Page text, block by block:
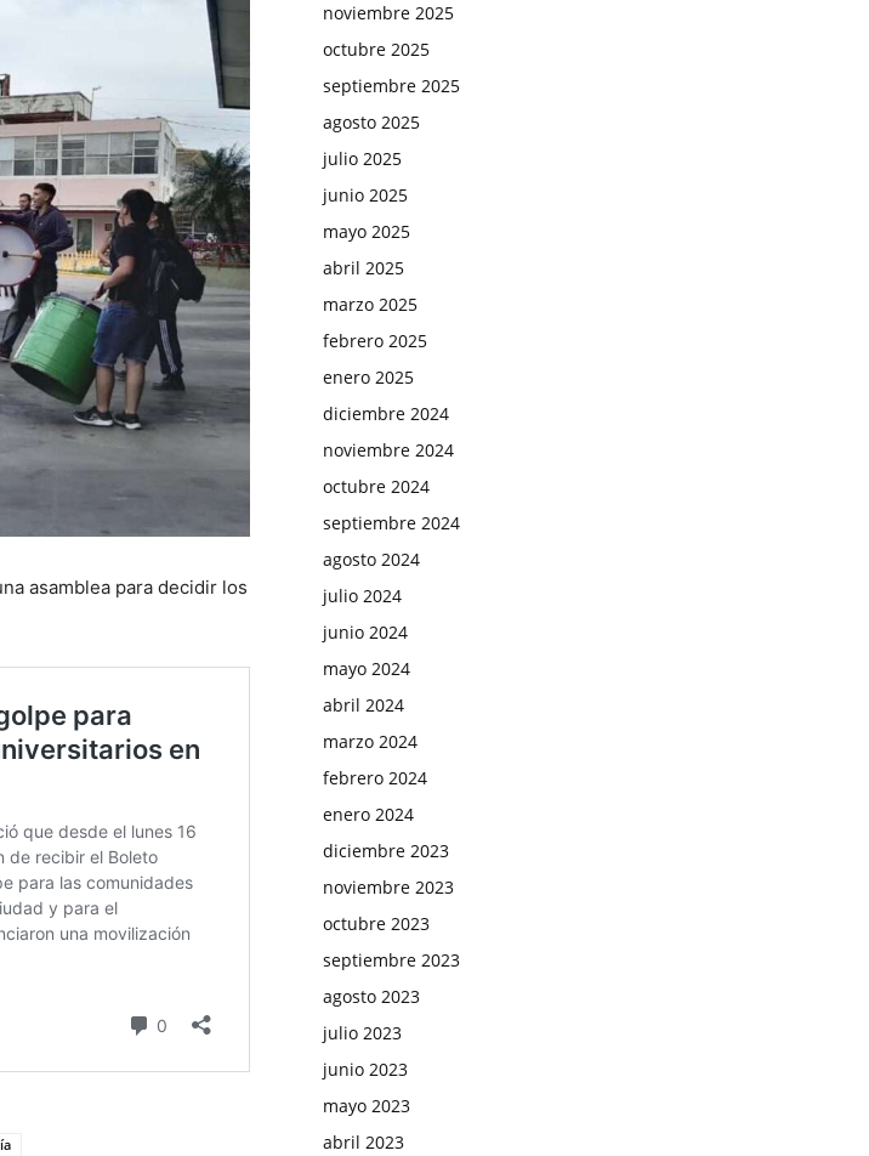
asamblea para decidir los
noviembre 2025
octubre 2025
septiembre 2025
agosto 2025
julio 2025
junio 2025
mayo 2025
abril 2025
marzo 2025
febrero 2025
enero 2025
diciembre 2024
noviembre 2024
octubre 2024
septiembre 2024
agosto 2024
julio 2024
junio 2024
mayo 2024
abril 2024
marzo 2024
febrero 2024
enero 2024
diciembre 2023
noviembre 2023
octubre 2023
septiembre 2023
agosto 2023
julio 2023
junio 2023
mayo 2023
abril 2023